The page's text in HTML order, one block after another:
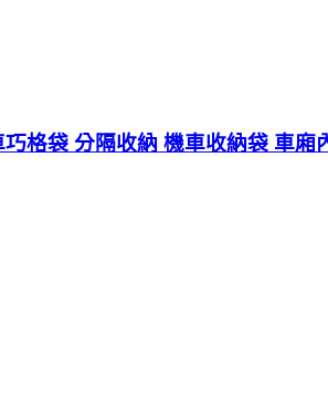
格袋 分隔收納 機車收納袋 車廂